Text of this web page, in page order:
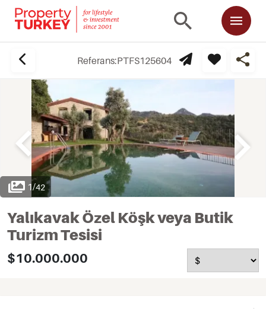
Referans:PTFS125604
1/42
Yalıkavak Özel Köşk veya Butik
Turizm Tesisi
$10.000.000